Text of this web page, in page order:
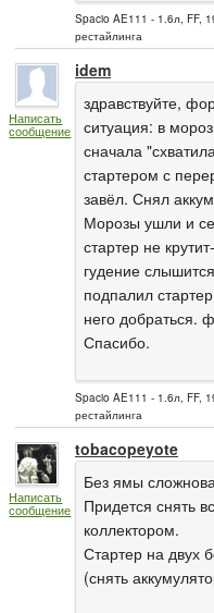
Spacio AE111 - 1.6л, FF,
рестайлинга
Написать
сообщение
idem
здравствуйте,
ситуация: в
сначала
стартером с
завёл. Снял
Морозы ушли и
стартер не
гудение
подпалил
него добраться.
Спасибо.
Spacio AE111 - 1.6л, FF,
рестайлинга
Написать
сообщение
tobacopeyote
Без ямы
Придется снять
коллектором.
Стартер на двух
(снять